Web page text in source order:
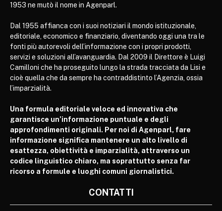
1953 ne mutò il nome in Agenparl.
Dal 1955 affianca con i suoi notiziari il mondo istituzionale,
editoriale, economico e finanziario, diventando oggi una tra le
fonti più autorevoli dell’informazione con i propri prodotti,
servizi e soluzioni all’avanguardia. Dal 2009 il Direttore è Luigi
Camilloni che ha proseguito lungo la strada tracciata da Lisi e
cioè quella che da sempre ha contraddistinto l’Agenzia, ossia
l’imparzialità.
Una formula editoriale veloce ed innovativa che
garantisce un’informazione puntuale e degli
approfondimenti originali. Per noi di Agenparl, fare
informazione significa mantenere un alto livello di
esattezza, obiettività e imparzialità, attraverso un
codice linguistico chiaro, ma soprattutto senza far
ricorso a formule e luoghi comuni giornalistici.
CONTATTI